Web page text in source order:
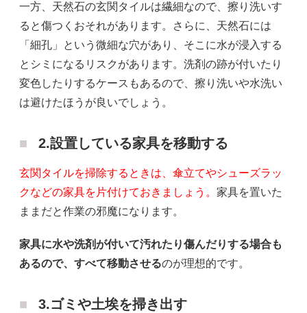
一方、天然石の玄関タイルは繊細なので、擦り洗いす
ると傷つくおそれがあります。さらに、天然石には
「細孔」という微細な穴があり、そこに水が浸入する
とシミになるリスクがあります。洗剤の跡が付いたり
変色したりするケースもあるので、擦り洗いや水洗い
は避けたほうが良いでしょう。
2.設置している家具を移動する
玄関タイルを掃除するときは、傘立てやシューズラッ
クなどの家具を片付けておきましょう。 家具を置いた
ままだと作業の邪魔になります。
家具に水や洗剤が付いて汚れたり傷んだりする場合も
あるので、すべて移動させるのが理想的です。
3.ゴミや土埃を掃き出す